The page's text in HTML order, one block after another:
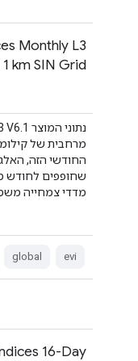
Monthly L3
km SIN Grid
מרחבית של
שחופפים לחודש
מדדי צמחייה
evi
global
16-Day